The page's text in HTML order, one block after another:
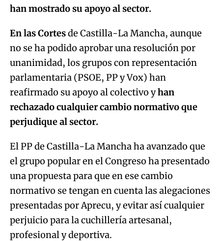
han mostrado su apoyo al sector.
En las Cortesde Castilla-La Mancha, aunque
no se ha podido aprobar una resolución por
unanimidad, los grupos con representación
parlamentaria (PSOE, PP y Vox) han
reafirmado su apoyo al colectivo yhan
rechazado cualquier cambio normativo que
perjudique al sector.
El PP de Castilla-La Mancha ha avanzado que
el grupo popular en el Congreso ha presentado
una propuesta para que en ese cambio
normativo se tengan en cuenta las alegaciones
presentadas por Aprecu, y evitar así cualquier
perjuicio para la cuchillería artesanal,
profesional y deportiva.